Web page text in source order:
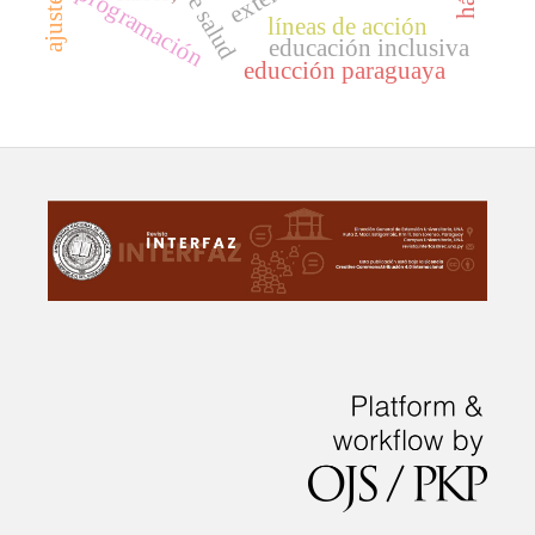
líneas de acción
programación educación inclusiva
educción paraguaya